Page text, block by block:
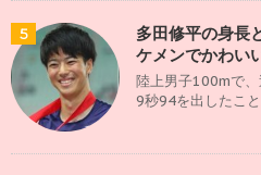
5
多田修平の身長
ケメンでかわい
陸上男子100mで
9秒94を出したこ